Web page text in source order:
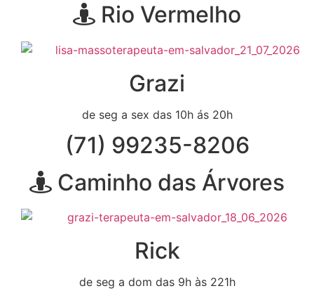
Rio Vermelho
Grazi
de seg a sex das 10h ás 20h
(71) 99235-8206
Caminho das Árvores
Rick
de seg a dom das 9h às 221h